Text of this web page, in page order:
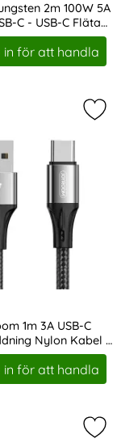
2m 100W 5A
C - USB-C Flätad
Kabel - Svart
in för att handla
1m 3A USB-C
1m 3A USB-C
Nylon Kabel -
Svart
in för att handla
1.2m 60W 3A